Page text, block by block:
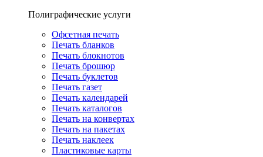
Полиграфические услуги
Офсетная печать
Печать бланков
Печать блокнотов
Печать брошюр
Печать буклетов
Печать газет
Печать календарей
Печать каталогов
Печать на конвертах
Печать на пакетах
Печать наклеек
Пластиковые карты